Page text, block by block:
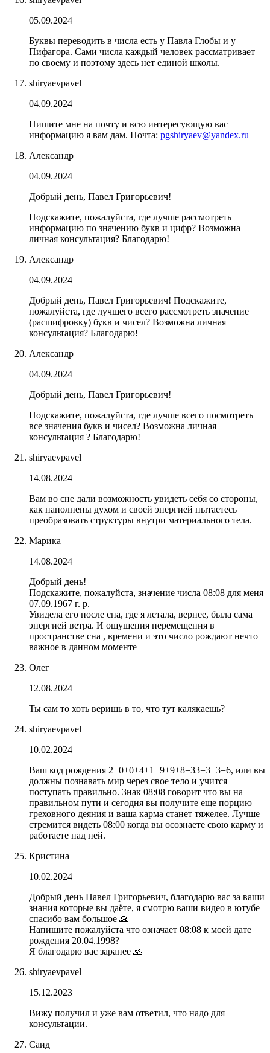
05.09.2024
Буквы переводить в числа есть у Павла Глобы и у
Пифагора. Сами числа каждый человек рассматривает
по своему и поэтому здесь нет единой школы.
shiryaevpavel
04.09.2024
Пишите мне на почту и всю интересующую вас
информацию я вам дам. Почта: pgshiryaev@yandex.ru
Александр
04.09.2024
Добрый день, Павел Григорьевич!
Подскажите, пожалуйста, где лучше рассмотреть
информацию по значению букв и цифр? Возможна
личная консультация? Благодарю!
Александр
04.09.2024
Добрый день, Павел Григорьевич! Подскажите,
пожалуйста, где лучшего всего рассмотреть значение
(расшифровку) букв и чисел? Возможна личная
консультация? Благодарю!
Александр
04.09.2024
Добрый день, Павел Григорьевич!
Подскажите, пожалуйста, где лучше всего посмотреть
все значения букв и чисел? Возможна личная
консультация ? Благодарю!
shiryaevpavel
14.08.2024
Вам во сне дали возможность увидеть себя со стороны,
как наполнены духом и своей энергией пытаетесь
преобразовать структуры внутри материального тела.
Марика
14.08.2024
Добрый день!
Подскажите, пожалуйста, значение числа 08:08 для меня
07.09.1967 г. р.
Увидела его после сна, где я летала, вернее, была сама
энергией ветра. И ощущения перемещения в
пространстве сна , времени и это число рождают нечто
важное в данном моменте
Олег
12.08.2024
Ты сам то хоть веришь в то, что тут калякаешь?
shiryaevpavel
10.02.2024
Ваш код рождения 2+0+0+4+1+9+9+8=33=3+3=6, или вы
должны познавать мир через свое тело и учится
поступать правильно. Знак 08:08 говорит что вы на
правильном пути и сегодня вы получите еще порцию
греховного деяния и ваша карма станет тяжелее. Лучше
стремится видеть 08:00 когда вы осознаете свою карму и
работаете над ней.
Кристина
10.02.2024
Добрый день Павел Григорьевич, благодарю вас за ваши
знания которые вы даёте, я смотрю ваши видео в ютубе
спасибо вам большое 🙏
Напишите пожалуйста что означает 08:08 к моей дате
рождения 20.04.1998?
Я благодарю вас заранее 🙏
shiryaevpavel
15.12.2023
Вижу получил и уже вам ответил, что надо для
консультации.
Саид